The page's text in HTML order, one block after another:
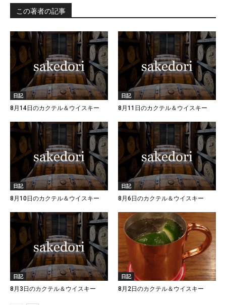
この著者の記事
日記
8月14日のカクテル＆ウイスキー
日記
8月11日のカクテル＆ウイスキー
日記
8月10日のカクテル＆ウイスキー
日記
8月6日のカクテル＆ウイスキー
日記
8月3日のカクテル＆ウイスキー
日記
8月2日のカクテル＆ウイスキー